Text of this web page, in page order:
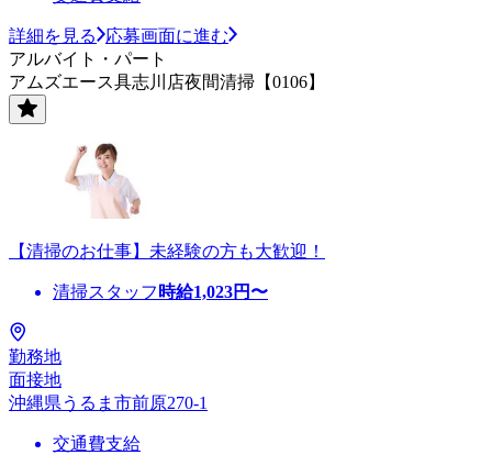
詳細を見る
応募画面に進む
アルバイト・パート
アムズエース具志川店夜間清掃【0106】
【清掃のお仕事】未経験の方も大歓迎！
清掃スタッフ 時給1,023円〜
勤務地
面接地
沖縄県うるま市前原270-1
交通費支給